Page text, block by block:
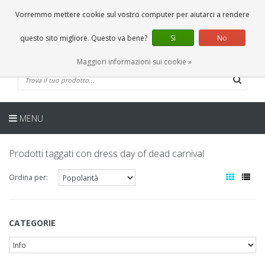
0 Articoli
IT
MENU
Prodotti taggati con dress day of dead carnival
Ordina per:
CATEGORIE
Vorremmo mettere cookie sul vostro computer per aiutarci a rendere
questo sito migliore. Questo va bene? Sì No
Maggiori informazioni sui cookie »